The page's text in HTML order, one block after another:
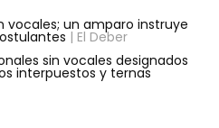
vocales; un amparo instruye
| El Deber
sin vocales designados
interpuestos y ternas